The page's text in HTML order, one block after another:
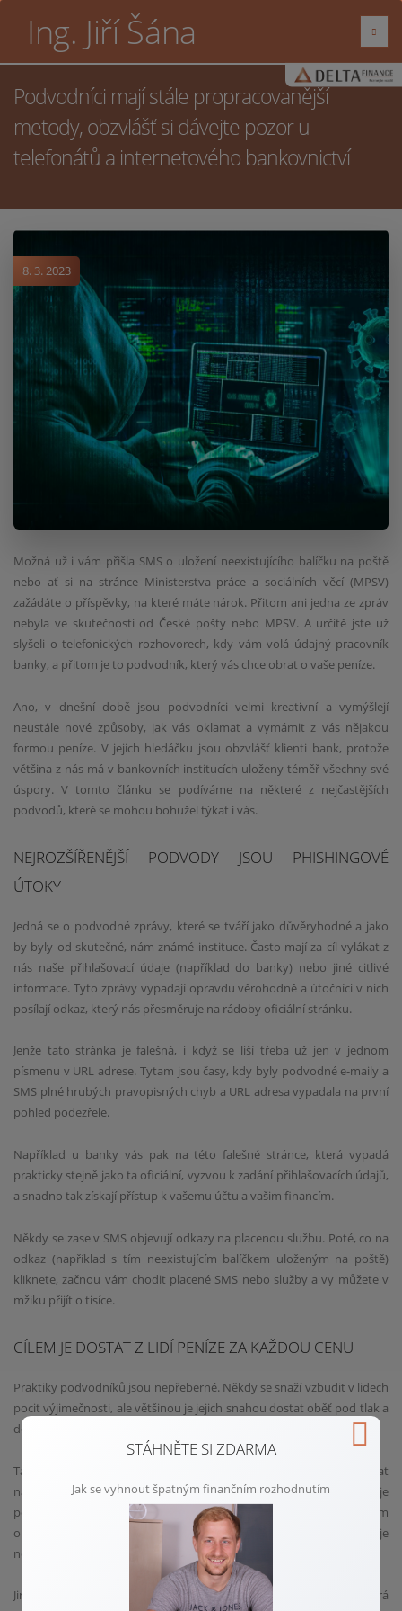
Ing. Jiří Šána
Podvodníci mají stále propracovanější
metody, obzvlášť si dávejte pozor u
telefonátů a internetového bankovnictví
8. 3. 2023
Možná už i vám přišla SMS o uložení neexistujícího balíčku na poště
nebo ať si na stránce Ministerstva práce a sociálních věcí (MPSV)
zažádáte o příspěvky, na které máte nárok. Přitom ani jedna ze zpráv
nebyla ve skutečnosti od České pošty nebo MPSV. A určitě jste už
slyšeli o telefonických rozhovorech, kdy vám volá údajný pracovník
banky, a přitom je to podvodník, který vás chce obrat o vaše peníze.
Ano, v dnešní době jsou podvodníci velmi kreativní a vymýšlejí
neustále nové způsoby, jak vás oklamat a vymámit z vás nějakou
formou peníze. V jejich hledáčku jsou obzvlášť klienti bank, protože
většina z nás má v bankovních institucích uloženy téměř všechny své
úspory. V tomto článku se podíváme na některé z nejčastějších
podvodů, které se mohou bohužel týkat i vás.
NEJROZŠÍŘENĚJŠÍ PODVODY JSOU PHISHINGOVÉ
ÚTOKY
Jedná se o podvodné zprávy, které se tváří jako důvěryhodné a jako
by byly od skutečné, nám známé instituce. Často mají za cíl vylákat z
nás naše přihlašovací údaje (například do banky) nebo jiné citlivé
informace. Tyto zprávy vypadají opravdu věrohodně a útočníci v nich
posílají odkaz, který nás přesměruje na rádoby oficiální stránku.
Jenže tato stránka je falešná, i když se liší třeba už jen v jednom
písmenu v URL adrese. Tytam jsou časy, kdy byly podvodné e-maily a
SMS plné hrubých pravopisných chyb a URL adresa vypadala na první
pohled podezřele.
Například u banky vás pak na této falešné stránce, která vypadá
prakticky stejně jako ta oficiální, vyzvou k zadání přihlašovacích údajů,
a snadno tak získají přístup k vašemu účtu a vašim financím.
Někdy se zase v SMS objevují odkazy na placenou službu. Poté, co na
odkaz (například s tím neexistujícím balíčkem uloženým na poště)
kliknete, začnou vám chodit placené SMS nebo služby a vy můžete v
mžiku přijít o tisíce.
CÍLEM JE DOSTAT Z LIDÍ PENÍZE ZA KAŽDOU CENU
Praktiky podvodníků jsou nepřeberné. Někdy se snaží vzbudit v lidech
pocit výjimečnosti, ale většinou je jejich snahou dostat oběť pod tlak a
do časové tísně, kdy je třeba něco rychle vykonat.
Takže pokud na vás útočí jako na klienta banky, snaží se vás nachytat
například na to, že z vašeho účtu někdo čerpá peníze. Tváří se, že je
potřeba to s vámi co nejrychleji vyřešit a vy ve stresu a tlaku jim
opravdu všechny potřebné údaje předáte, aniž by vám došlo, že je
něco špatně.
Jindy vás útočníci lákají na výhru nebo třeba na známou značku, která
STÁHNĚTE SI ZDARMA
Jak se vyhnout špatným finančním rozhodnutím